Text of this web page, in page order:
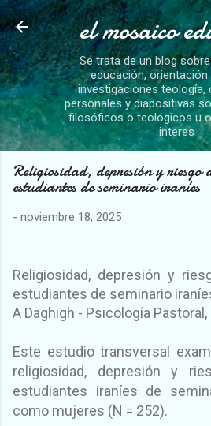
Ir al contenido
el mosaico
Se trata de un blog
educación, orientación
investigaciones teología,
personales y diapositivas
filosóficos o teológicos u
interes
Religiosidad, depresión y riesgo
estudiantes de seminario iraníes
- noviembre 18, 2025
Religiosidad, depresión y
estudiantes de seminario
A Daghigh - Psicología
Este estudio transversal
religiosidad, depresión y
estudiantes iraníes de
como mujeres (N = 252).